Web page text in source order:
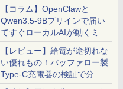
ッズ一挙紹介
【コラム】OpenClawと
Qwen3.5-9Bプリインで届い
てすぐローカルAIが動くミニ
PC「SER9 Pro」
【レビュー】給電が途切れな
い優れもの！バッファロー製
Type-C充電器の検証で分か
ったこと